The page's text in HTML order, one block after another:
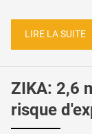
LIRE LA SUITE
ZIKA: 2,6
risque